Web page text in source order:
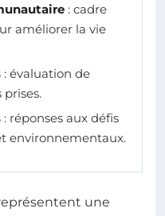
: cadre
améliorer la vie
: évaluation de
prises.
: réponses aux défis
environnementaux.
une